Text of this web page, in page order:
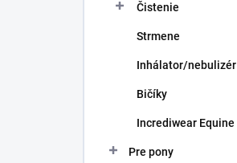
Čistenie
Strmene
Inhálator/nebulizér
Bičíky
Incrediwear Equine
Pre pony